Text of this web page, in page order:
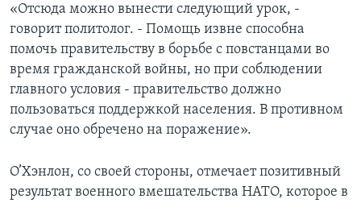
«Отсюда можно вынести следующий урок, -
говорит политолог. - Помощь извне способна
помочь правительству в борьбе с повстанцами во
время гражданской войны, но при соблюдении
главного условия - правительство должно
пользоваться поддержкой населения. В противном
случае оно обречено на поражение».
О’Хэнлон, со своей стороны, отмечает позитивный
результат военного вмешательства НАТО, которое в